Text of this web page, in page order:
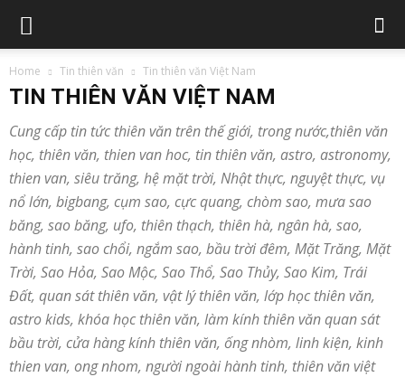
Home Tin thiên văn Tin thiên văn Việt Nam
TIN THIÊN VĂN VIỆT NAM
Cung cấp tin tức thiên văn trên thế giới, trong nước,thiên văn
học, thiên văn, thien van hoc, tin thiên văn, astro, astronomy,
thien van, siêu trăng, hệ mặt trời, Nhật thực, nguyệt thực, vụ
nổ lớn, bigbang, cụm sao, cực quang, chòm sao, mưa sao
băng, sao băng, ufo, thiên thạch, thiên hà, ngân hà, sao,
hành tinh, sao chổi, ngắm sao, bầu trời đêm, Mặt Trăng, Mặt
Trời, Sao Hỏa, Sao Mộc, Sao Thổ, Sao Thủy, Sao Kim, Trái
Đất, quan sát thiên văn, vật lý thiên văn, lớp học thiên văn,
astro kids, khóa học thiên văn, làm kính thiên văn quan sát
bầu trời, cửa hàng kính thiên văn, ống nhòm, linh kiện, kinh
thien van, ong nhom, người ngoài hành tinh, thiên văn việt